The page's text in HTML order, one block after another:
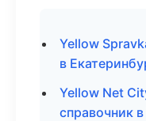
Yellow
в
Yellow Net
справочник